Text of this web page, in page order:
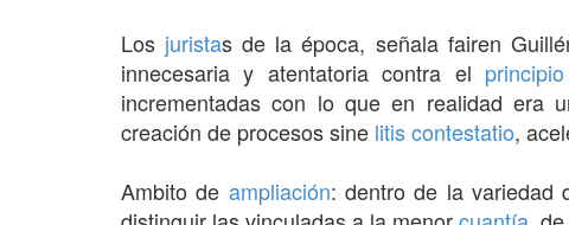
Los juristas de la época, señala fairen
innecesaria y atentatoria contra el principio
incrementadas con lo que en realidad era
creación de procesos sine litis contestatio,
Ambito de ampliación: dentro de la variedad